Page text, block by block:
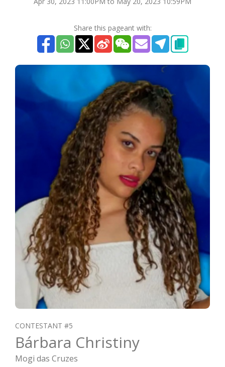
Share this pageant with:
CONTESTANT #5
Bárbara Christiny
Mogi das Cruzes